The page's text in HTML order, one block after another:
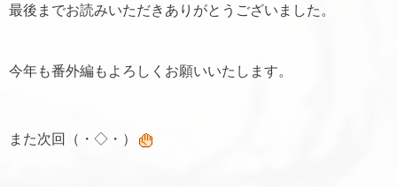
最後までお読みいただきありがとうございました。
今年も番外編もよろしくお願いいたします。
また次回（・◇・）